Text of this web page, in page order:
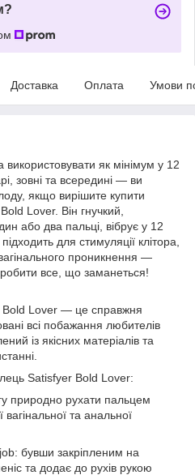
Доставка Оплата Умови
як мінімум у 12
зовні та всередині — ви
якщо вирішите купити
Lover. Він гнучкий,
або два пальці, вібрує у 12
для стимуляції клітора,
проникнення —
все, що заманеться!
Bold Lover — це справжня
всі побажання любителів
із якісних матеріалів та
Satisfyer Bold Lover:
природно рухати пальцем
та анальної
бувши закріпленим на
та додає до рухів рукою